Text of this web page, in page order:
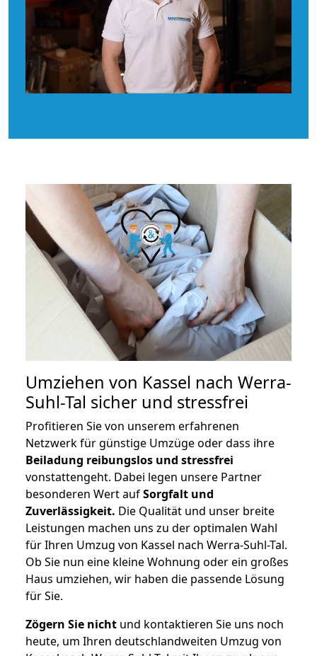
Umziehen von Kassel nach Werra-
Suhl-Tal sicher und stressfrei
Profitieren Sie von unserem erfahrenen
Netzwerk für günstige Umzüge oder dass ihre
Beiladung reibungslos und stressfrei
vonstattengeht. Dabei legen unsere Partner
besonderen Wert aufSorgfalt und
Zuverlässigkeit. Die Qualität und unser breite
Leistungen machen uns zu der optimalen Wahl
für Ihren Umzug von Kassel nach Werra-Suhl-Tal.
Ob Sie nun eine kleine Wohnung oder ein großes
Haus umziehen, wir haben die passende Lösung
für Sie.
Zögern Sie nicht und kontaktieren Sie uns noch
heute, um Ihren deutschlandweiten Umzug von